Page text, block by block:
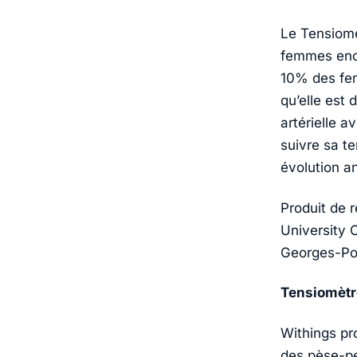
Le
femmes
10% des
qu’elle est
artérielle
suivre sa
évolution
Produit de
University
Georges-
Withings